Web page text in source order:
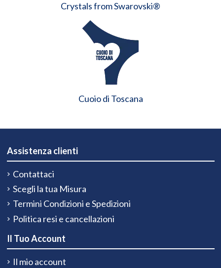
Crystals from Swarovski®
Cuoio di Toscana
Assistenza clienti
Contattaci
Scegli la tua Misura
Termini Condizioni e Spedizioni
Politica resi e cancellazioni
Il Tuo Account
Il mio account